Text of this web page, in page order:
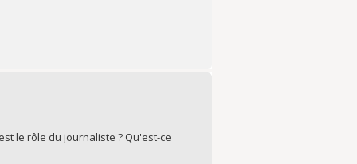
le rôle du journaliste ? Qu'est-ce